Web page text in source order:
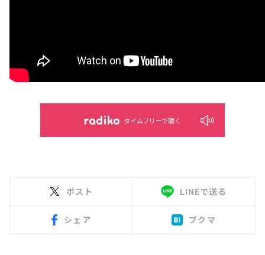
タイムフリーで聴く
ポスト LINEで送る
シェア ブクマ